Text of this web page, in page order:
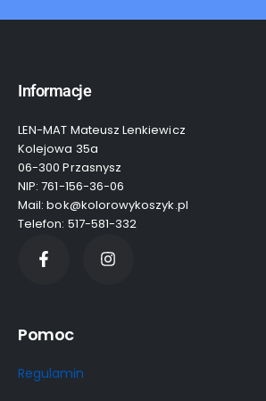
Informacje
LEN-MAT Mateusz Lenkiewicz
Kolejowa 35a
06-300 Przasnysz
NIP: 761-156-36-06
Mail: bok@kolorowykoszyk.pl
Telefon: 517-581-332
Pomoc
Regulamin